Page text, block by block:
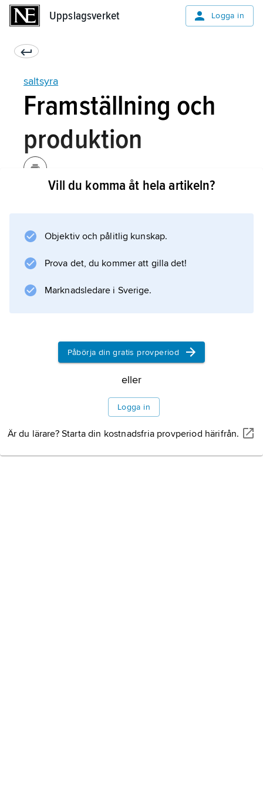
Uppslagsverket Logga in
saltsyra
Framställning och
produktion
mycket stor skala (miljontals ton) enligt någon
av följande fyra metoder:
Vill du komma åt hela artikeln?
Objektiv och pålitlig kunskap.
Prova det, du kommer att gilla det!
Marknadsledare i Sverige.
Påbörja din gratis provperiod
eller
Logga in
Är du lärare? Starta din kostnadsfria provperiod härifrån.